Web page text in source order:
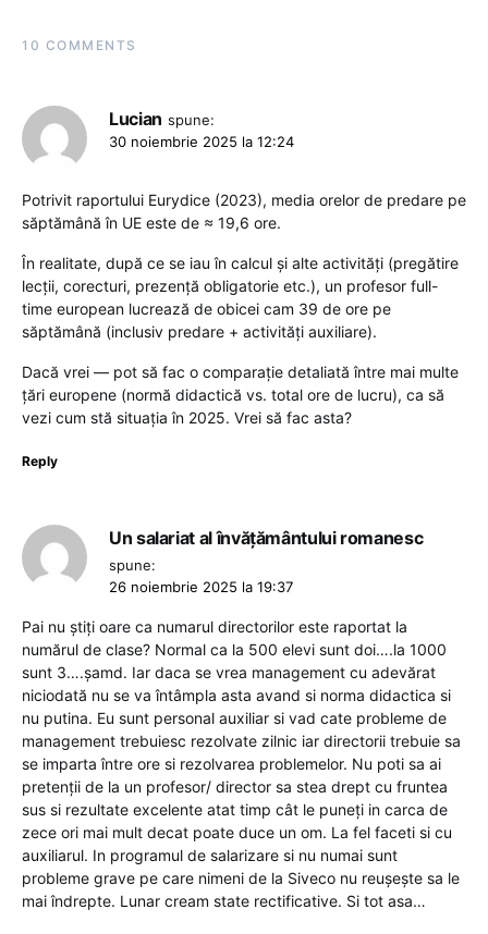
10 COMMENTS
Lucian spune:
30 noiembrie 2025 la 12:24
Potrivit raportului Eurydice (2023), media orelor de predare pe
săptămână în UE este de ≈ 19,6 ore.
În realitate, după ce se iau în calcul și alte activități (pregătire
lecții, corecturi, prezenţă obligatorie etc.), un profesor full-
time european lucrează de obicei cam 39 de ore pe
săptămână (inclusiv predare + activităţi auxiliare).
Dacă vrei — pot să fac o comparaţie detaliată între mai multe
ţări europene (normă didactică vs. total ore de lucru), ca să
vezi cum stă situaţia în 2025. Vrei să fac asta?
Reply
Un salariat al învățământului romanesc
spune:
26 noiembrie 2025 la 19:37
Pai nu știți oare ca numarul directorilor este raportat la
numărul de clase? Normal ca la 500 elevi sunt doi….la 1000
sunt 3….șamd. Iar daca se vrea management cu adevărat
niciodată nu se va întâmpla asta avand si norma didactica si
nu putina. Eu sunt personal auxiliar si vad cate probleme de
management trebuiesc rezolvate zilnic iar directorii trebuie sa
se imparta între ore si rezolvarea problemelor. Nu poti sa ai
pretenții de la un profesor/ director sa stea drept cu fruntea
sus si rezultate excelente atat timp cât le puneți in carca de
zece ori mai mult decat poate duce un om. La fel faceti si cu
auxiliarul. In programul de salarizare si nu numai sunt
probleme grave pe care nimeni de la Siveco nu reușește sa le
mai îndrepte. Lunar cream state rectificative. Si tot asa…